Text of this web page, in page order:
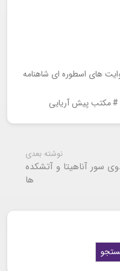
های اسطوره ای شاهنامه
مکتب پیش آریایی
نوشته بعدی
سور آناهیتا و آتشکده
ها